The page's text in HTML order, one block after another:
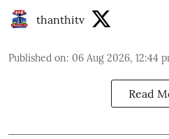
thanthitv
Published on: 06 Aug 2026, 12:44
Read